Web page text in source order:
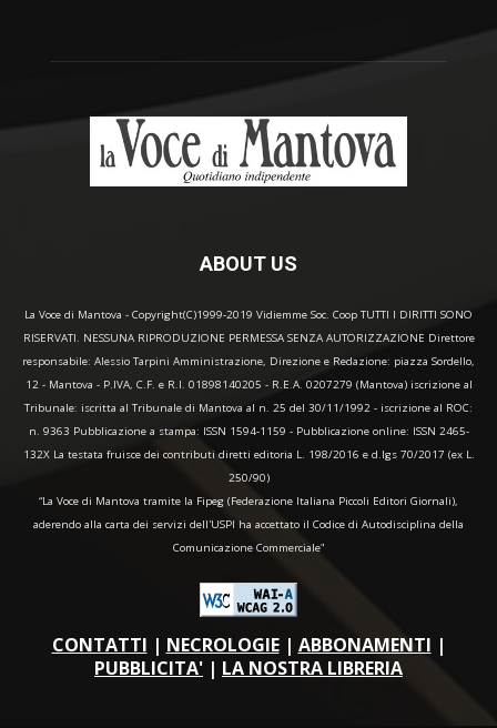
ABOUT US
La Voce di Mantova - Copyright(C)1999-2019 Vidiemme Soc. Coop TUTTI I DIRITTI SONO
RISERVATI. NESSUNA RIPRODUZIONE PERMESSA SENZA AUTORIZZAZIONE Direttore
responsabile: Alessio Tarpini Amministrazione, Direzione e Redazione: piazza Sordello,
12 - Mantova - P.IVA, C.F. e R.I. 01898140205 - R.E.A. 0207279 (Mantova) iscrizione al
Tribunale: iscritta al Tribunale di Mantova al n. 25 del 30/11/1992 - iscrizione al ROC:
n. 9363 Pubblicazione a stampa: ISSN 1594-1159 - Pubblicazione online: ISSN 2465-
132X La testata fruisce dei contributi diretti editoria L. 198/2016 e d.lgs 70/2017 (ex L.
250/90)
“La Voce di Mantova tramite la Fipeg (Federazione Italiana Piccoli Editori Giornali),
aderendo alla carta dei servizi dell'USPI ha accettato il Codice di Autodisciplina della
Comunicazione Commerciale"
CONTATTI | NECROLOGIE| ABBONAMENTI |
PUBBLICITA' | LA NOSTRA LIBRERIA